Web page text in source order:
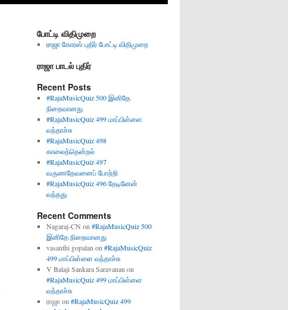
போட்டி விதிமுறை
ராஜா கோரஸ் புதிர் போட்டி விதிமுறை
ராஜா பாடல் புதிர்
Recent Posts
#RajaMusicQuiz 500 இனிதே
நிறைவானது
#RajaMusicQuiz 499 மாப்பிள்ளை
வந்தாச்சு
#RajaMusicQuiz 498
காலைத்தென்றல்
#RajaMusicQuiz 497
வருணதேவனைப் போற்றி
#RajaMusicQuiz 496 தேடினேன்
வந்தது
Recent Comments
Nagaraj-CN on #RajaMusicQuiz 500
இனிதே நிறைவானது
vasanthi gopalan on #RajaMusicQuiz
499 மாப்பிள்ளை வந்தாச்சு
V Balaji Sankara Saravanan on
#RajaMusicQuiz 499 மாப்பிள்ளை
வந்தாச்சு
ராஜாon #RajaMusicQuiz 499